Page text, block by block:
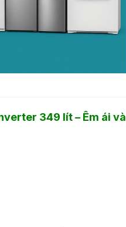
349 lít – Êm ái